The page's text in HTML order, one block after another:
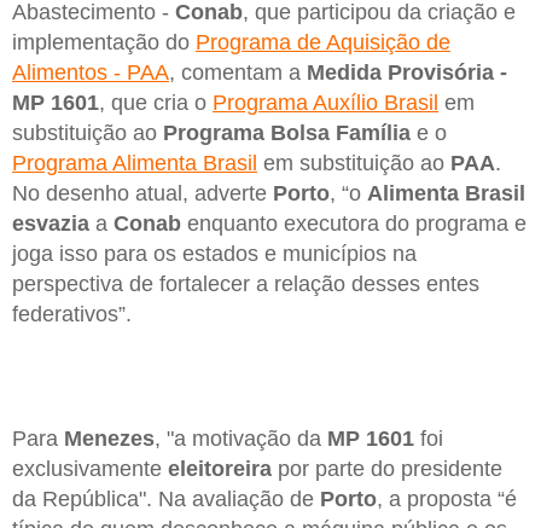
Abastecimento - Conab, que participou da criação e
implementação do Programa de Aquisição de
Alimentos - PAA, comentam a Medida Provisória -
MP 1601, que cria o Programa Auxílio Brasil em
substituição ao Programa Bolsa Família e o
Programa Alimenta Brasil em substituição ao PAA.
No desenho atual, adverte Porto, “o Alimenta Brasil
esvazia a Conab enquanto executora do programa e
joga isso para os estados e municípios na
perspectiva de fortalecer a relação desses entes
federativos”.
Para Menezes, "a motivação da MP 1601 foi
exclusivamente eleitoreira por parte do presidente
da República". Na avaliação de Porto, a proposta “é